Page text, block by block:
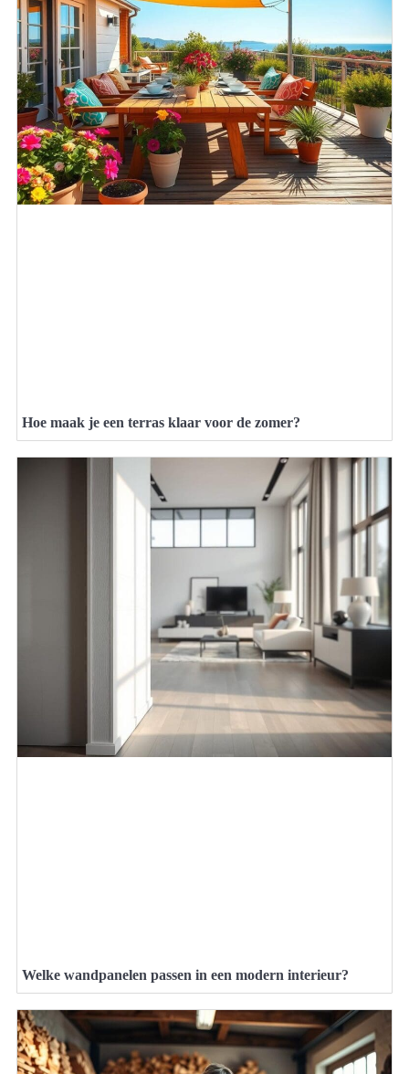
Hoe maak je een terras klaar voor de zomer?
Welke wandpanelen passen in een modern interieur?